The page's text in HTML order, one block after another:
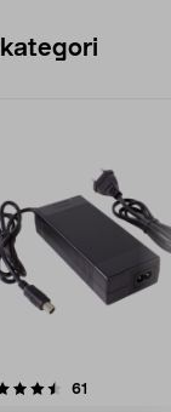
61
4.0 av 5 stjärnor